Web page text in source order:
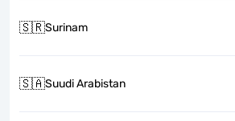
🇸🇷Surinam
🇸🇦Suudi Arabistan